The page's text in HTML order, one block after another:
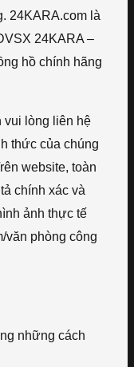
24KARA.com là
24KARA –
hồ chính hãng
vui lòng liên hệ
thức của chúng
website, toàn
chính xác và
ảnh thực tế
văn phòng công
những cách